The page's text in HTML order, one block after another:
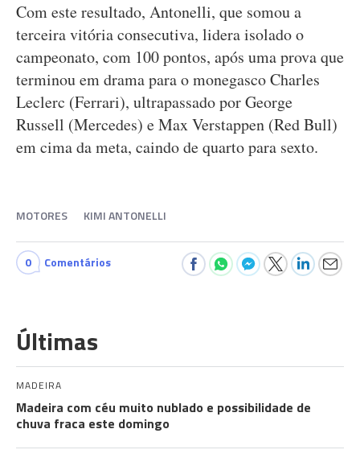
Com este resultado, Antonelli, que somou a
terceira vitória consecutiva, lidera isolado o
campeonato, com 100 pontos, após uma prova que
terminou em drama para o monegasco Charles
Leclerc (Ferrari), ultrapassado por George
Russell (Mercedes) e Max Verstappen (Red Bull)
em cima da meta, caindo de quarto para sexto.
MOTORES KIMI ANTONELLI
0 Comentários
Últimas
MADEIRA
Madeira com céu muito nublado e possibilidade de
chuva fraca este domingo